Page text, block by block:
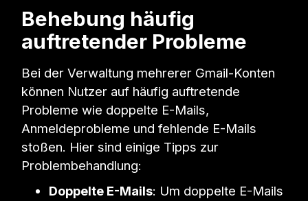
Behebung häufig
auftretender Probleme
Bei der Verwaltung mehrerer Gmail-Konten
können Nutzer auf häufig auftretende
Probleme wie doppelte E-Mails,
Anmeldeprobleme und fehlende E-Mails
stoßen. Hier sind einige Tipps zur
Problembehandlung:
Doppelte E-Mails: Um doppelte E-Mails